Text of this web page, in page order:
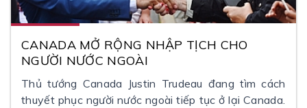
CANADA MỞ RỘNG NHẬP TỊCH CHO
NGƯỜI NƯỚC NGOÀI
Thủ tướng Canada Justin Trudeau đang tìm cách
thuyết phục người nước ngoài tiếp tục ở lại Canada.